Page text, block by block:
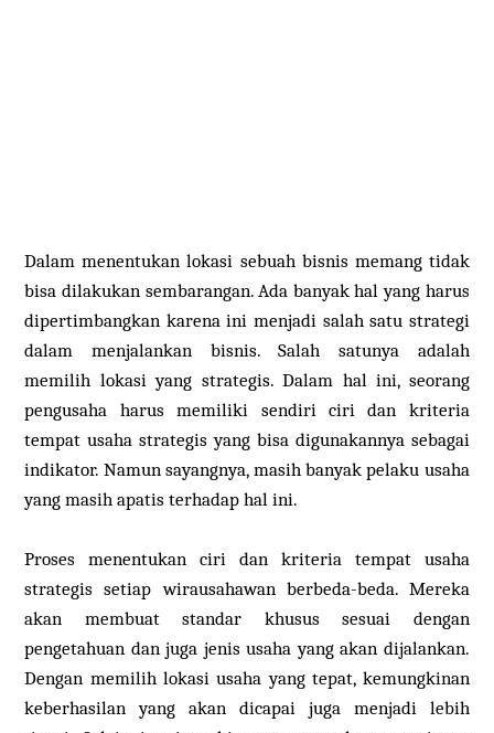
Dalam menentukan lokasi sebuah bisnis memang tidak
bisa dilakukan sembarangan. Ada banyak hal yang harus
dipertimbangkan karena ini menjadi salah satu strategi
dalam menjalankan bisnis. Salah satunya adalah
memilih lokasi yang strategis. Dalam hal ini, seorang
pengusaha harus memiliki sendiri ciri dan kriteria
tempat usaha strategis yang bisa digunakannya sebagai
indikator. Namun sayangnya, masih banyak pelaku usaha
yang masih apatis terhadap hal ini.
Proses menentukan ciri dan kriteria tempat usaha
strategis setiap wirausahawan berbeda-beda. Mereka
akan membuat standar khusus sesuai dengan
pengetahuan dan juga jenis usaha yang akan dijalankan.
Dengan memilih lokasi usaha yang tepat, kemungkinan
keberhasilan yang akan dicapai juga menjadi lebih